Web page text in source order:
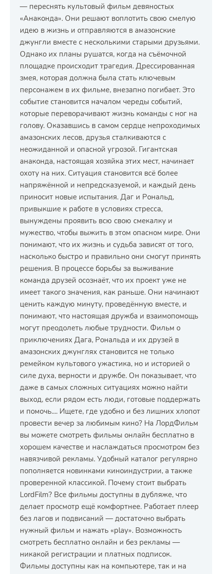
— переснять культовый фильм девяностых
«Анаконда». Они решают воплотить свою смелую
идею в жизнь и отправляются в амазонские
джунгли вместе с несколькими старыми друзьями.
Однако их планы рушатся, когда на съёмочной
площадке происходит трагедия. Дрессированная
змея, которая должна была стать ключевым
персонажем в их фильме, внезапно погибает. Это
событие становится началом череды событий,
которые переворачивают жизнь команды с ног на
голову. Оказавшись в самом сердце непроходимых
амазонских лесов, друзья сталкиваются с
неожиданной и опасной угрозой. Гигантская
анаконда, настоящая хозяйка этих мест, начинает
охоту на них. Ситуация становится всё более
напряжённой и непредсказуемой, и каждый день
приносит новые испытания. Даг и Рональд,
привыкшие к работе в условиях стресса,
вынуждены проявить всю свою смекалку и
мужество, чтобы выжить в этом опасном мире. Они
понимают, что их жизнь и судьба зависят от того,
насколько быстро и правильно они смогут принять
решения. В процессе борьбы за выживание
команда друзей осознаёт, что их проект уже не
имеет такого значения, как раньше. Они начинают
ценить каждую минуту, проведённую вместе, и
понимают, что настоящая дружба и взаимопомощь
могут преодолеть любые трудности. Фильм о
приключениях Дага, Рональда и их друзей в
амазонских джунглях становится не только
ремейком культового ужастика, но и историей о
силе духа, верности и дружбе. Он показывает, что
даже в самых сложных ситуациях можно найти
выход, если рядом есть люди, готовые поддержать
и помочь.... Ищете, где удобно и без лишних хлопот
провести вечер за любимым кино? На ЛордФильм
вы можете смотреть фильмы онлайн бесплатно в
хорошем качестве и наслаждаться просмотром без
навязчивой рекламы. Удобный каталог регулярно
пополняется новинками киноиндустрии, а также
проверенной классикой. Почему стоит выбрать
LordFilm? Все фильмы доступны в дубляже, что
делает просмотр ещё комфортнее. Работает плеер
без лагов и подвисаний — достаточно выбрать
нужный фильм и нажать «play». Возможность
смотреть бесплатно онлайн и без рекламы —
никакой регистрации и платных подписок.
Фильмы доступны как на компьютере, так и на